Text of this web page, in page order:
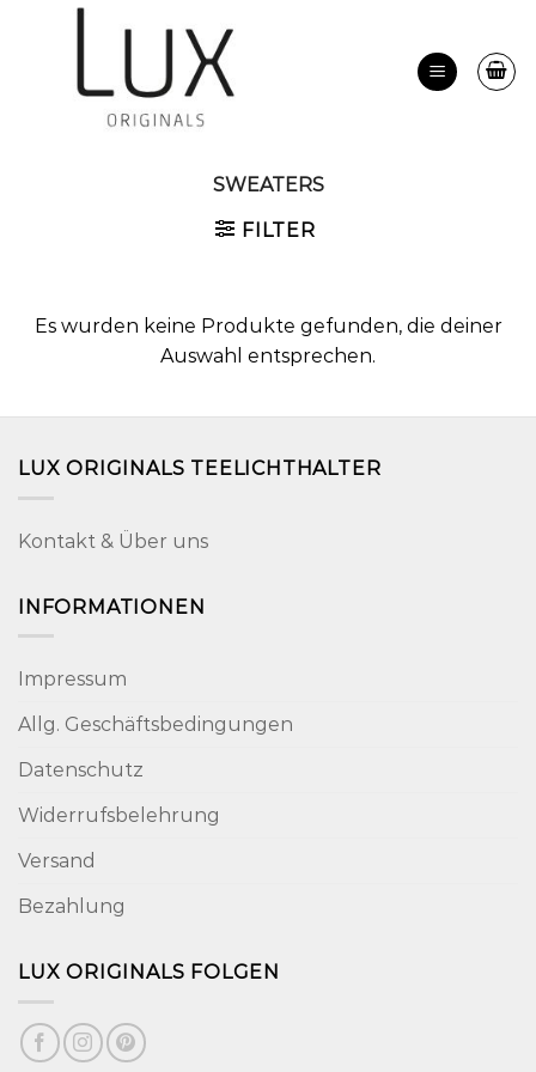
SWEATERS
FILTER
Es wurden keine Produkte gefunden, die deiner
Auswahl entsprechen.
LUX ORIGINALS TEELICHTHALTER
Kontakt & Über uns
INFORMATIONEN
Impressum
Allg. Geschäftsbedingungen
Datenschutz
Widerrufsbelehrung
Versand
Bezahlung
LUX ORIGINALS FOLGEN